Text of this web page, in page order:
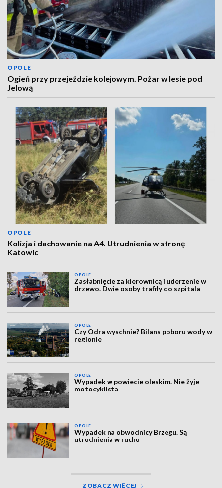
OPOLE
Ogień przy przejeździe kolejowym. Pożar w lesie pod
Jelową
OPOLE
Kolizja i dachowanie na A4. Utrudnienia w stronę
Katowic
OPOLE
Zasłabnięcie za kierownicą i uderzenie w
drzewo. Dwie osoby trafiły do szpitala
OPOLE
Czy Odra wyschnie? Bilans poboru wody w
regionie
OPOLE
Wypadek w powiecie oleskim. Nie żyje
motocyklista
OPOLE
Wypadek na obwodnicy Brzegu. Są
utrudnienia w ruchu
ZOBACZ WIĘCEJ